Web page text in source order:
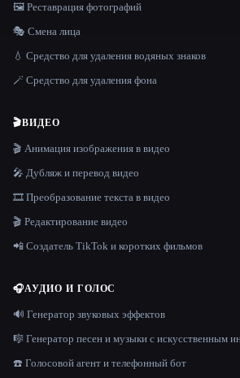
🖼️ Реставрация фотографий
🎭 Смена лица
💧 Средство для удаления водяных знаков
🪄 Средство для удаления фона
🎬ВИДЕО
🎬 Анимация изображения в видео
🎤 Дубляж и перевод видео
🎞️ Преобразование текста в видео
🎬 Редактирование видео
📲 Создатель TikTok и коротких фильмов
🎧АУДИО И ГОЛОС
🔊 Генератор звуковых эффектов
🎼 Генератор песен и музыки с искусственным
☎️ Голосовой агент и телефонный бот